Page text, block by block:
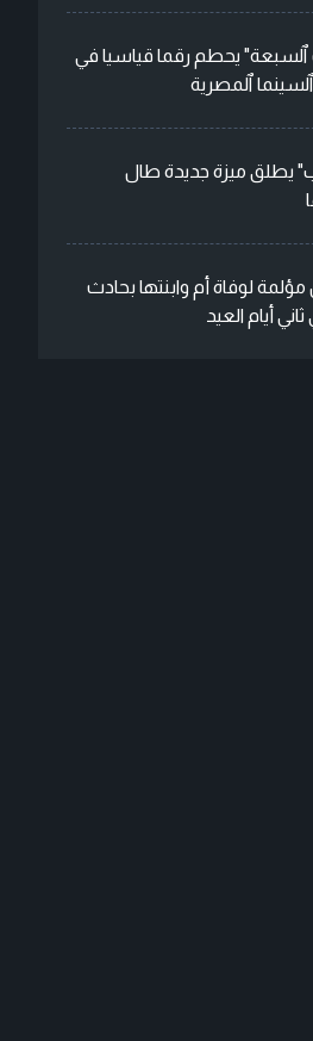
ٱلسبعة" يحطم رقما قياسيا في
ٱلسينما ٱلمصرية
يطلق ميزة جديدة طال
لوفاة أم وابنتها بحادث
أيام العيد